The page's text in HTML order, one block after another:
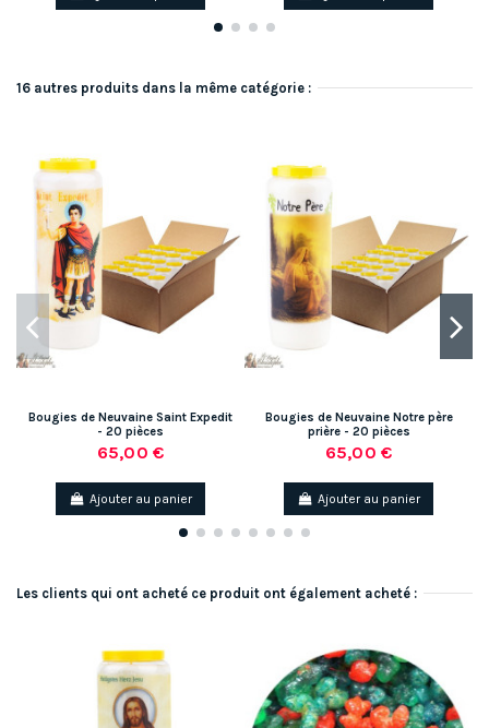
16 autres produits dans la même catégorie :
Bougies de Neuvaine Saint Expedit
- 20 pièces
65,00 €
Ajouter au panier
Bougies de Neuvaine Notre père
prière - 20 pièces
65,00 €
Ajouter au panier
Les clients qui ont acheté ce produit ont également acheté :